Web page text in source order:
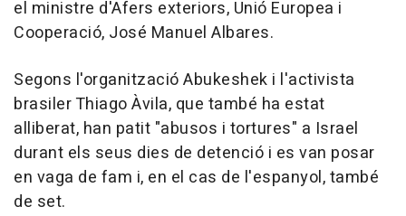
el ministre d'Afers exteriors, Unió Europea i
Cooperació, José Manuel Albares.
Segons l'organització Abukeshek i l'activista
brasiler Thiago Àvila, que també ha estat
alliberat, han patit "abusos i tortures" a Israel
durant els seus dies de detenció i es van posar
en vaga de fam i, en el cas de l'espanyol, també
de set.